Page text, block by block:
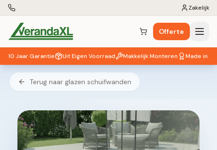
Zakelijk
Winkelwagen ( 0 items)
Offerte
10 Jaar Garantie Uit Eigen Voorraad Makkelijk Monteren Made in EU
Terug naar glazen schuifwanden